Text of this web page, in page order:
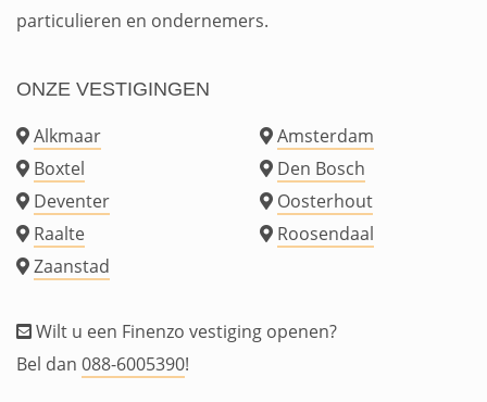
particulieren en ondernemers.
ONZE VESTIGINGEN
Alkmaar
Amsterdam
Boxtel
Den Bosch
Deventer
Oosterhout
Raalte
Roosendaal
Zaanstad
Wilt u een Finenzo vestiging openen?
Bel dan 088-6005390!